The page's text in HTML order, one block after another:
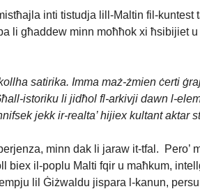
inti tistudja lill-Maltin fil-kuntest
li għaddew minn moħħok xi ħsibijiet
satirika. Imma maż-żmien ċerti
istoriku li jidħol fl-arkivji dawn l-
jekk ir-realta’ hijiex kultant aktar
minn dak li jaraw it-tfal. Pero’
il-poplu Malti fqir u maħkum,
lil Ġiżwaldu jispara l-kanun,